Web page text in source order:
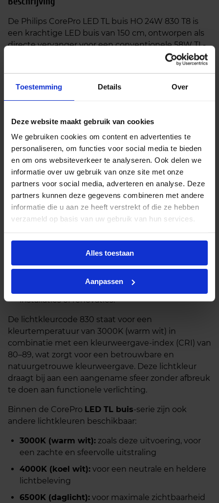
Toestemming Details Over
Deze website maakt gebruik van cookies
We gebruiken cookies om content en advertenties te
personaliseren, om functies voor social media te bieden
en om ons websiteverkeer te analyseren. Ook delen we
informatie over uw gebruik van onze site met onze
partners voor social media, adverteren en analyse. Deze
partners kunnen deze gegevens combineren met andere
informatie die u aan ze heeft verstrekt of die ze hebben
verzameld op basis van uw gebruik van hun services.
Alles toestaan
Aanpassen
De Philips CorePro LED TL buis HO 24W 830 T8 is
een krachtige LED buis van 150 cm, ontworpen als
directe vervanger voor een conventionele 58W TL-
D buis. Met een verbruik van slechts 24 watt
realiseer je een energiebesparing van meer dan
voorzien van een G13-fitting en straalt warm wit
licht met een kleurtemperatuur van 3000K uit—
zijn, zoals wachtruimtes, kleedkamers of gangen.
Deze High Output (HO) LED TL buis levert een
hogere lichtopbrengst dan standaard LED buizen
en ondersteunt twee installatiemethoden:
Conventioneel voorschakelapparaat (EM):
Vervang de bestaande TL-buis en starter. De
meegeleverde LED-starter maakt installatie
eenvoudig zonder aanpassingen aan het
Netspanning (AC mains):Sluit de buis
rechtstreeks aan op 220–240V. Dit vereist het
verwijderen of overbruggen van het
voorschakelapparaat, ideaal voor nieuwe
installaties of renovaties.
De lichtkleurcode 830 staat voor een
kleurtemperatuur van 3000K (warm wit) in
combinatie met een kleurweergave-index (CRI) van
80–89, wat zorgt voor een betrouwbare en
natuurgetrouwe kleurweergave. Deze lichtkleur
draagt bij aan een aangename sfeer zonder afbreuk
te doen aan functionele verlichting.
Binnen de CorePro LED TL buis‑serie zijn ook
andere lichtkleuren beschikbaar:
3000K (warm wit): zoals deze uitvoering, voor
een zachte en sfeervolle uitstraling
4000K (koel wit): voor een neutrale en heldere
lichtbeleving
6500K (daglicht): voor maximale zichtbaarheid